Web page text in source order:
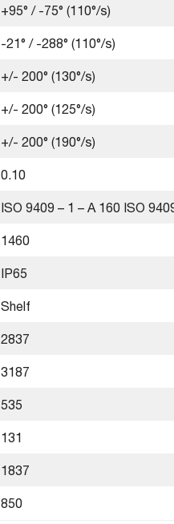
+95° / -75° (110°/s)
-21° / -288° (110°/s)
+/- 200° (130°/s)
+/- 200° (125°/s)
+/- 200° (190°/s)
0.10
ISO 9409 – 1 – A 160 ISO
1460
IP65
Shelf
2837
3187
535
131
1837
850